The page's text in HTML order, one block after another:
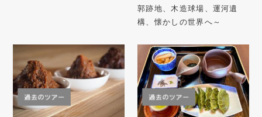
郭跡地、木造球場、運河遺
構、懐かしの世界へ～